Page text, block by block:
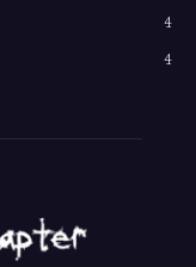
4
4